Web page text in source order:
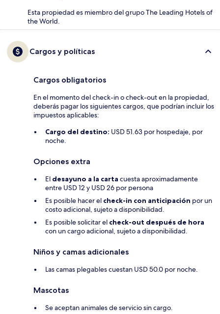
Esta propiedad es miembro del grupo The Leading Hotels of
the World.
Cargos y políticas
Cargos obligatorios
En el momento del check-in o check-out en la propiedad,
deberás pagar los siguientes cargos, que podrían incluir los
impuestos aplicables:
Cargo del destino: USD 51.63 por hospedaje, por
noche.
Opciones extra
El desayuno a la carta cuesta aproximadamente
entre USD 12 y USD 26 por persona
Es posible hacer el check-in con anticipación por un
costo adicional, sujeto a disponibilidad.
Es posible solicitar el check-out después de hora
con un cargo adicional, sujeto a disponibilidad.
Niños y camas adicionales
Las camas plegables cuestan USD 50.0 por noche.
Mascotas
Se aceptan animales de servicio sin cargo.